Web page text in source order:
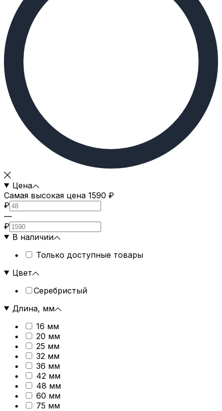
Цена
Самая высокая цена 1590 ₽
₽
—
₽
В наличии
Только доступные товары
Цвет
Серебристый
Длина, мм
16 мм
20 мм
25 мм
32 мм
36 мм
42 мм
48 мм
60 мм
75 мм